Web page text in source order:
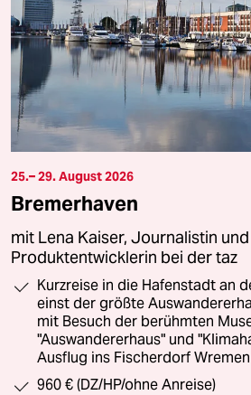
25.– 29. August 2026
Bremerhaven
mit Lena Kaiser, Journalistin und
Produktentwicklerin bei der taz
Kurzreise in die Hafenstadt an
einst der größte
mit Besuch der berühmten
"Auswandererhaus" und
Ausflug ins Fischerdorf
960 € (DZ/HP/ohne Anreise)